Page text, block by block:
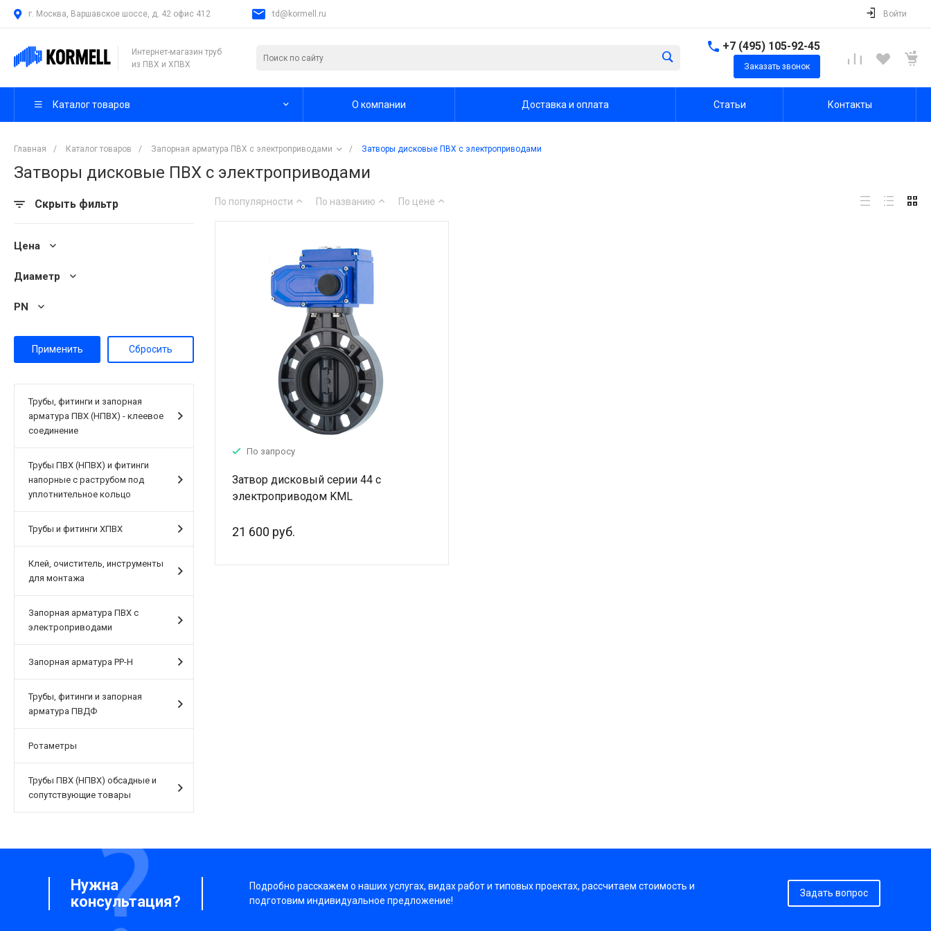
г. Москва, Варшавское шоссе, д. 42 офис 412 td@kormell.ru Войти
Интернет-магазин труб
из ПВХ и ХПВХ
+7 (495) 105-92-45
Заказать звонок
Каталог товаров О компании Доставка и оплата Статьи Контакты
Главная / Каталог товаров / Запорная арматура ПВХ с электроприводами / Затворы дисковые ПВХ с электроприводами
Затворы дисковые ПВХ с электроприводами
Скрыть фильтр
Цена
Диаметр
PN
Трубы, фитинги и запорная
арматура ПВХ (НПВХ) - клеевое
соединение
Трубы ПВХ (НПВХ) и фитинги
напорные с раструбом под
уплотнительное кольцо
Трубы и фитинги ХПВХ
Клей, очиститель, инструменты
для монтажа
Запорная арматура ПВХ с
электроприводами
Запорная арматура PP-H
Трубы, фитинги и запорная
арматура ПВДФ
Ротаметры
Трубы ПВХ (НПВХ) обсадные и
сопутствующие товары
По популярности По названию По цене
По запросу
Затвор дисковый серии 44 с
электроприводом KML
21 600 руб.
Нужна
консультация?
Подробно расскажем о наших услугах, видах работ и типовых проектах, рассчитаем стоимость и
подготовим индивидуальное предложение!
Задать вопрос